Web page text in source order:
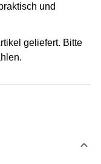
und
geliefert. Bitte